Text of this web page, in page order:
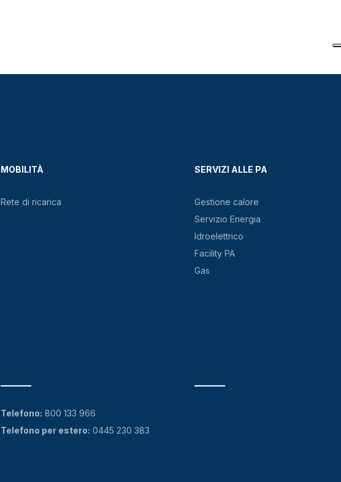
MOBILITÀ
Rete di ricarica
SERVIZI ALLE PA
Gestione calore
Servizio Energia
Idroelettrico
Facility PA
Gas
Telefono: 800 133 966
Telefono per estero: 0445 230 383